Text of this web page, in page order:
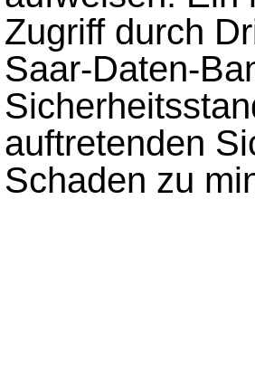
Zugriff durch
Saar-Daten-
auftretenden
Schaden zu